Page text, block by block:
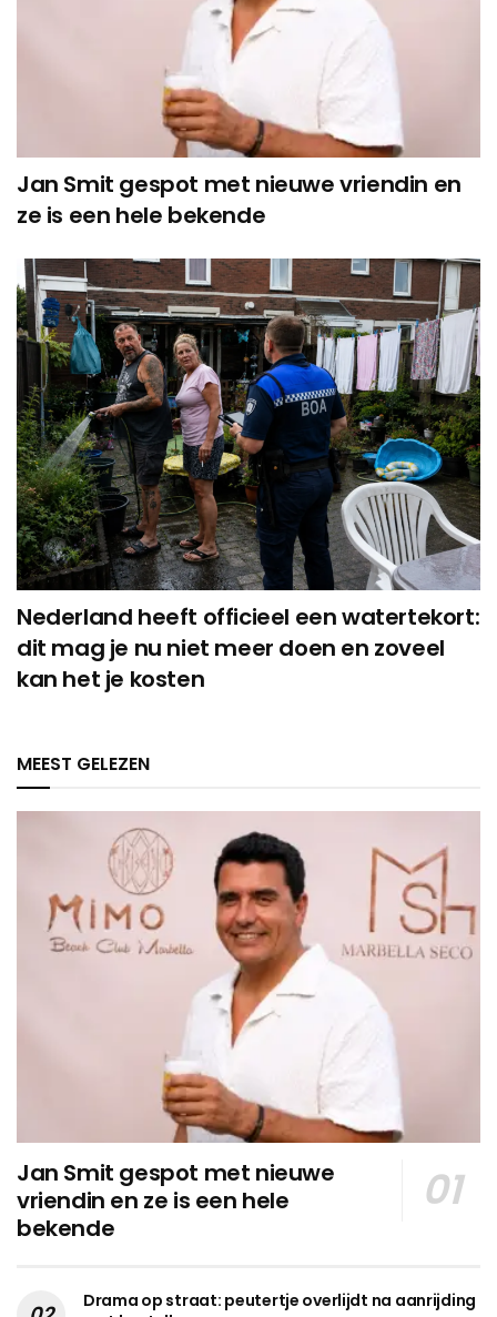
Jan Smit gespot met nieuwe vriendin en
ze is een hele bekende
Nederland heeft officieel een watertekort:
dit mag je nu niet meer doen en zoveel
kan het je kosten
MEEST GELEZEN
Jan Smit gespot met nieuwe
vriendin en ze is een hele
bekende
Drama op straat: peutertje overlijdt na aanrijding